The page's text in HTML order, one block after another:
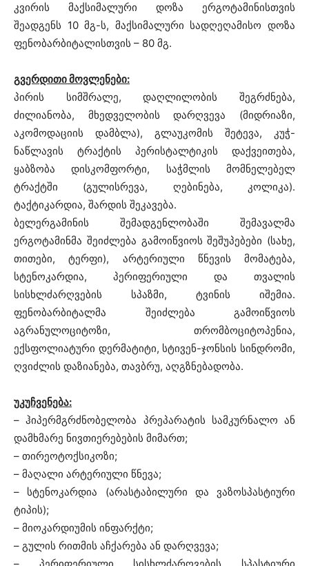
კვირის მაქსიმალური დოზა ერგოტამინისთვის
შეადგენს 10 მგ-ს, მაქსიმალური სადღეღამისო დოზა
ფენობარბიტალისთვის – 80 მგ.
გვერდითი მოვლენები:
პირის სიმშრალე, დაღლილობის შეგრძნება,
ძილიანობა, მხედველობის დარღვევა (მიდრიაზი,
აკომოდაციის დამბლა), გლაუკომის შეტევა, კუჭ-
ნაწლავის ტრაქტის პერისტალტიკის დაქვეითება,
ყაბზობა დისკომფორტი, საჭმლის მომნელებელ
ტრაქტში (გულისრევა, ღებინება, კოლიკა).
ტაქტიკარდია, შარდის შეკავება.
ბელერგამინის შემადგენლობაში შემავალმა
ერგოტამინმა შეიძლება გამოიწვიოს შეშუპებები (სახე,
თითები, ტერფი), არტერიული წნევის მომატება,
სტენოკარდია, პერიფერიული და თვალის
სისხლძარღვების სპაზმი, ტვინის იშემია.
ფენობარბიტალმა შეიძლება გამოიწვიოს
აგრანულოციტოზი, თრომბოციტოპენია,
ექსფოლიატური დერმატიტი, სტივენ-ჯონსის სინდრომი,
ღვიძლის დაზიანება, თავბრუ, აღგზნებადობა.
უკუჩვენება:
– ჰიპერმგრძნობელობა პრეპარატის სამკურნალო ან
დამხმარე ნივთიერებების მიმართ;
– თირეოტოქსიკოზი;
– მაღალი არტერიული წნევა;
– სტენოკარდია (არასტაბილური და ვაზოსპასტიური
ტიპის);
– მიოკარდიუმის ინფარქტი;
– გულის რითმის აჩქარება ან დარღვევა;